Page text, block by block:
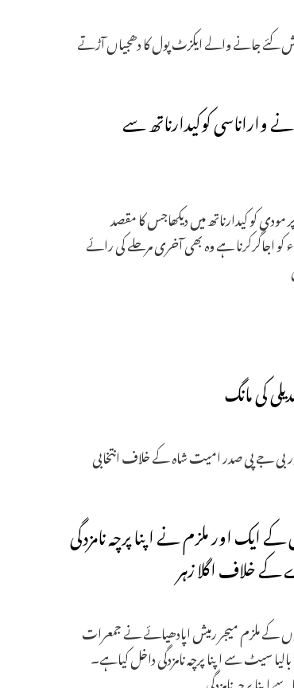
ٹیلی ویثرن چیانلوں پر پیش کئے جانے والے ایکزٹ پول کا دھجیاں آڑتے
واراناسی کوکیدارناتھ سے
کو کیدارناتھ میں دیکھاجس کا مقصد
کو اجاگرکرنا ہے وہ بھی آخری مرحلے کی رائے
کی مانگ
بی جے پی صدر امیت شاہ کے خلاف انتخابی
ایک اور ملزم نے اپنا پرچہ نامزدگی
خلاف اگلا زہر
کے ملزم میجر رمیش اپادھیائے نے جمعرات
سیٹ سے اپنا پرچہ نامزدگی داخل کیاہے۔